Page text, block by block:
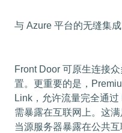
与 Azure 平台的无缝集成
Front Door 可原生连接
置。更重要的是，
Link，允许流量完全通
需暴露在互联网上。这
当源服务器暴露在公共